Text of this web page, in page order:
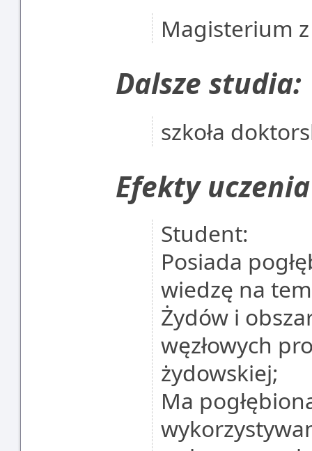
Magisterium
Dalsze studia:
szkoła
Efekty
Student:
Posiada
wiedzę na
Żydów i
węzłowych
żydowskiej;
Ma